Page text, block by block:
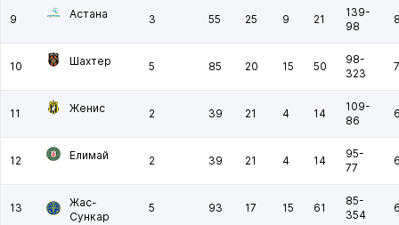
9 Астана 3 55 25 9 21
139-
98
10 Шахтер 5 85 20 15 50
98-
323
11 Женис 2 39 21 4 14
109-
86
12 Елимай 2 39 21 4 14
95-
77
13
Жас-
Сункар
5 93 17 15 61
85-
354